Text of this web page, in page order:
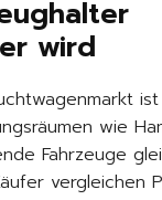
wird
wie
Fahrzeuge
vergleichen